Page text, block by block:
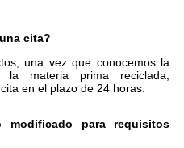
cita?
una vez que conocemos la
la materia prima reciclada,
en el plazo de 24 horas.
modificado para requisitos